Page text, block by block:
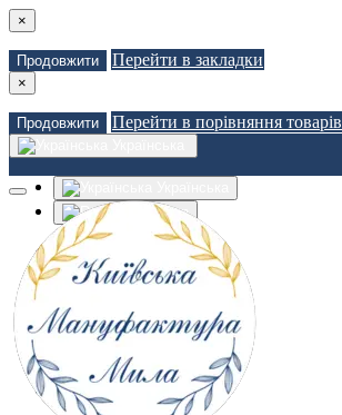
×
Продовжити Перейти в закладки
×
Продовжити Перейти в порівняння товарів
Russian
Закладки (0)
Порівняння товарів (0)
Зв'язатися з нами
Авторизація
Реєстрація